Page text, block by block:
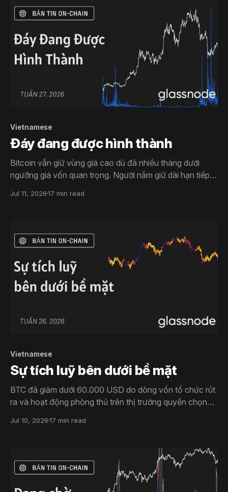
Vietnamese
Đáy đang được hình thành
Bitcoin vẫn giữ vùng giá cao dù đã nhiều tháng dưới
ngưỡng giá vốn quan trọng. Người nắm giữ dài hạn tiếp
sinh đã giảm đòn bẩy, quyền chọn vẫn nghiêng về
Jul 11, 202617 min read
Vietnamese
Sự tích luỹ bên dưới bề mặt
BTC đã giảm dưới 60.000 USD do dòng vốn tổ chức rút
ra và hoạt động phòng thủ trên thị trường quyền chọn
và lực mua kiên nhẫn đang dần hấp thụ nguồn cung, cho
Jul 10, 202617 min read